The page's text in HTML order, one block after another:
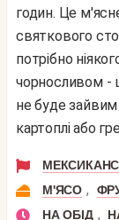
годин. Це
святкового
потрібно
чорносливом -
не буде зайвим
картоплі або
М'ЯСО ,
НА ОБІД ,